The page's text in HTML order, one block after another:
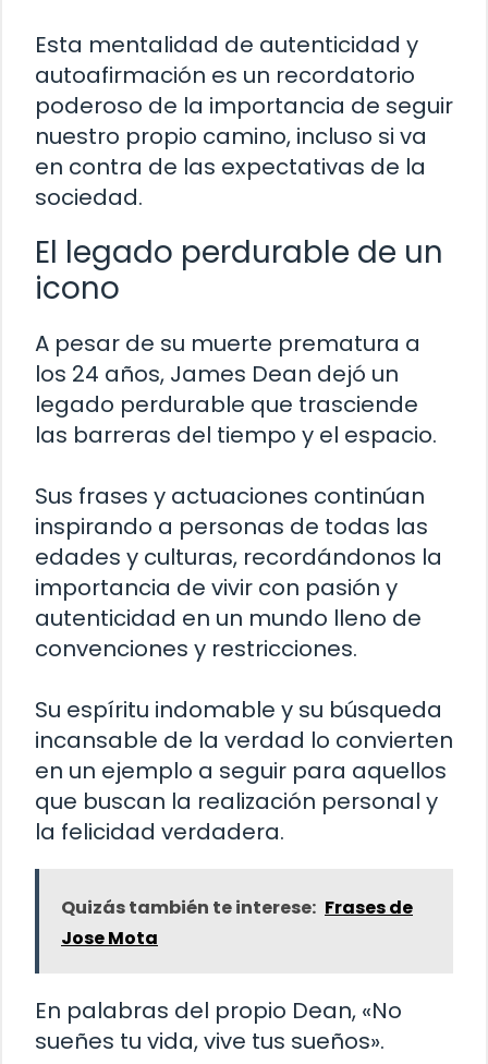
Esta mentalidad de autenticidad y
autoafirmación es un recordatorio
poderoso de la importancia de seguir
nuestro propio camino, incluso si va
en contra de las expectativas de la
sociedad.
El legado perdurable de un
icono
A pesar de su muerte prematura a
los 24 años, James Dean dejó un
legado perdurable que trasciende
las barreras del tiempo y el espacio.
Sus frases y actuaciones continúan
inspirando a personas de todas las
edades y culturas, recordándonos la
importancia de vivir con pasión y
autenticidad en un mundo lleno de
convenciones y restricciones.
Su espíritu indomable y su búsqueda
incansable de la verdad lo convierten
en un ejemplo a seguir para aquellos
que buscan la realización personal y
la felicidad verdadera.
Quizás también te interese: Frases de
Jose Mota
En palabras del propio Dean, «No
sueñes tu vida, vive tus sueños».